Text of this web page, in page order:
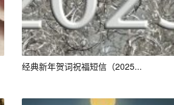
经典新年贺词祝福短信（2025...